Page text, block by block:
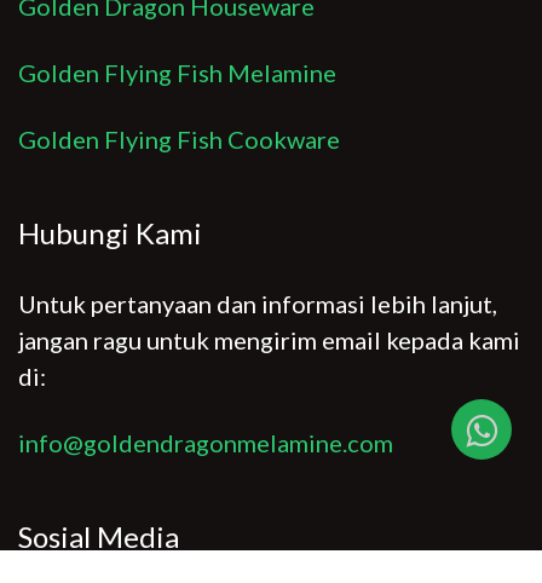
Golden Flying Fish Melamine
Golden Flying Fish Cookware
Hubungi Kami
Untuk pertanyaan dan informasi lebih lanjut,
jangan ragu untuk mengirim email kepada kami
di:
info@goldendragonmelamine.com
Sosial Media